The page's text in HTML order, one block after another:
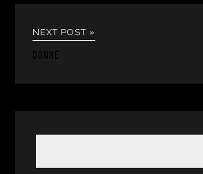
NEXT POST »
DONNE